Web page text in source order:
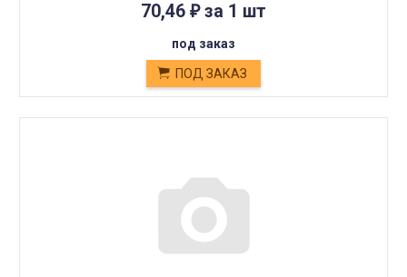
70,46 ₽за 1 шт
под заказ
ПОД ЗАКАЗ